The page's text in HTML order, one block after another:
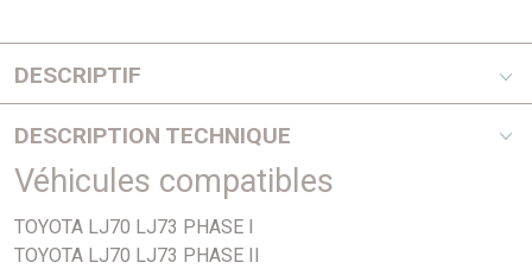
DESCRIPTIF
DESCRIPTION TECHNIQUE
PHOTO NON CONTRACTUELLE
Véhicules compatibles
TOYOTA LJ70 LJ73 PHASE I
TOYOTA LJ70 LJ73 PHASE II